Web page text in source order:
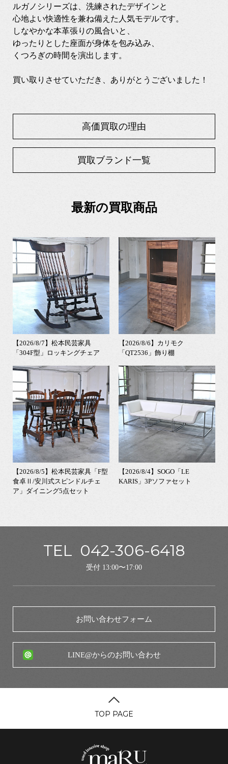
ルガノシリーズは、洗練されたデザインと
心地よい快適性を兼ね備えた人気モデルです。
しなやかな本革張りの風合いと、
ゆったりとした座面が身体を包み込み、
くつろぎの時間を演出します。
買い取りさせていただき、ありがとうございました！
高価買取の理由
買取ブランド一覧
最新の買取商品
【2026/8/7】松本民芸家具
「304F型」ロッキングチェア
【2026/8/6】カリモク
「QT2536」飾り棚
【2026/8/5】松本民芸家具「F型
食卓Ⅱ/安川式スピンドルチェ
ア」ダイニング5点セット
【2026/8/4】SOGO「LE
KARIS」3Pソファセット
TEL 042-306-6418
受付 13:00〜17:00
お問い合わせフォーム
LINE@からのお問い合わせ
TOP PAGE